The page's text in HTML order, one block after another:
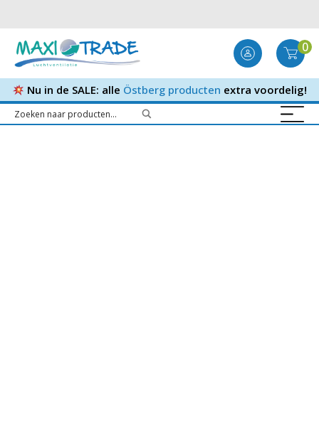
0
Nu in de SALE: alle Östberg producten extra voordelig!